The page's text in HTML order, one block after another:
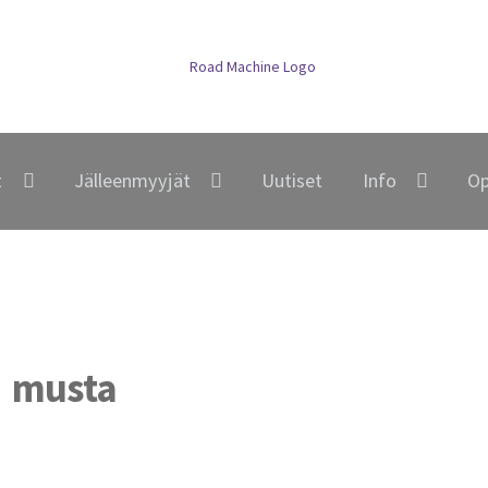
Jälleenmyyjät Uutiset Info
musta